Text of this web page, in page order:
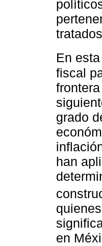
En
fiscal
grado
han
en